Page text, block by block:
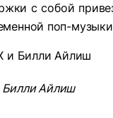
с собой
поп-
Билли Айлиш